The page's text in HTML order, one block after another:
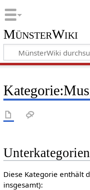
MünsterWiki
Unterkategorien
Diese Kategorie enthält
insgesamt):